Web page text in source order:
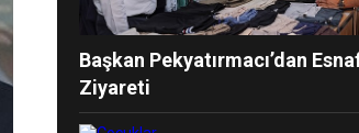
Başkan Pekyatırmacı’dan
Ziyareti